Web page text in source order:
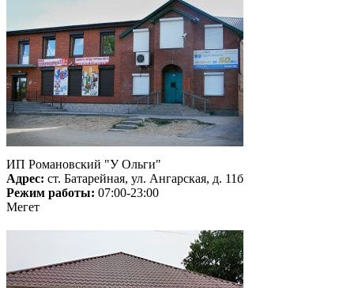
ИП Романовский "У Ольги"
Адрес: ст. Батарейная, ул. Ангарская, д. 11б
Режим работы: 07:00-23:00
Мегет